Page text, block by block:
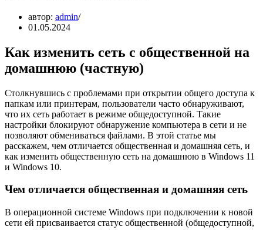
автор: admin
01.05.2024
Как изменить сеть с общественной на
домашнюю (частную)
Столкнувшись с проблемами при открытии общего доступа к
папкам или принтерам, пользователи часто обнаруживают,
что их сеть работает в режиме общедоступной. Такие
настройки блокируют обнаружение компьютера в сети и не
позволяют обмениваться файлами. В этой статье мы
расскажем, чем отличается общественная и домашняя сеть, и
как изменить общественную сеть на домашнюю в Windows 11
и Windows 10.
Чем отличается общественная и домашняя сеть
В операционной системе Windows при подключении к новой
сети ей присваивается статус общественной (общедоступной,